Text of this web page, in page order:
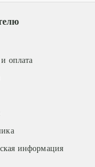
оплата
информация